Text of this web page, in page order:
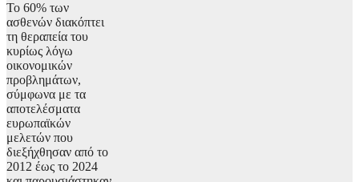
Το 60% των
ασθενών διακόπτει
τη θεραπεία του
κυρίως λόγω
οικονομικών
προβλημάτων,
σύμφωνα με τα
αποτελέσματα
ευρωπαϊκών
μελετών που
διεξήχθησαν από το
2012 έως το 2024